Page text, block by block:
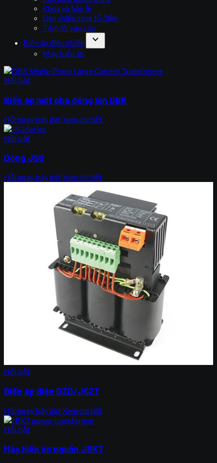
Khóa và bản lề
Đèn chiếu sáng tủ điện
Tấm lối vào cáp
Biến áp điều khiển
expand_more
Máy biến áp
Nổi bật
Biến áp một pha dòng lớn DBK
Hỏi ngay bây giờ Xem chi tiết
Nổi bật
Dòng JSG
Hỏi ngay bây giờ Xem chi tiết
Nổi bật
Biến áp điện DZD/JSZT
Hỏi ngay bây giờ Xem chi tiết
Nổi bật
Máy biến áp nguồn JBK7